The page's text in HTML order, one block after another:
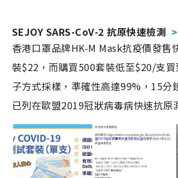
SEJOY SARS-CoV-2 抗原快速檢測
香港口罩品牌HK-M Mask抗疫價發售
裝$22，而購買500套裝低至$20/支
子方式採樣，準確性高達99%，15分
已列在歐盟2019冠狀病毒病快速抗原